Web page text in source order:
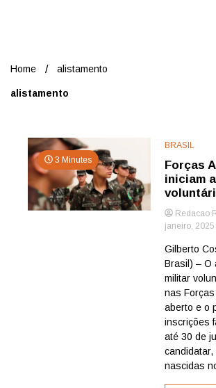
Home alistamento
alistamento
3 Minutes
BRASIL
Forças
iniciam
Redacao
janeiro, 2025
Gilberto
Brasil) – O
militar
nas Forças
aberto e o
inscrições
até 30 de
candidatar,
nascidas